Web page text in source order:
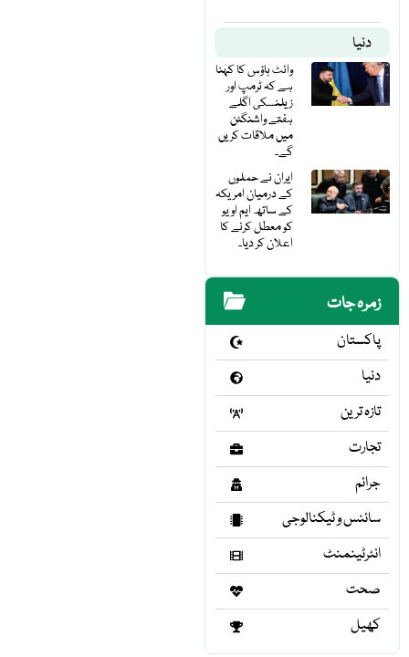
دنیا
وائٹ ہاؤس کا کہنا
ہے کہ ٹرمپ اور
زیلنسکی اگلے
ہفتے واشنگٹن
میں ملاقات کریں
گے۔
ایران نے حملوں
کے درمیان امریکہ
کے ساتھ ایم او یو
کو معطل کرنے کا
اعلان کر دیا۔
زمرہ جات
پاکستان
دنیا
تازہ ترین
تجارت
جرائم
سائنس و ٹیکنالوجی
انٹرٹینمنٹ
صحت
کھیل